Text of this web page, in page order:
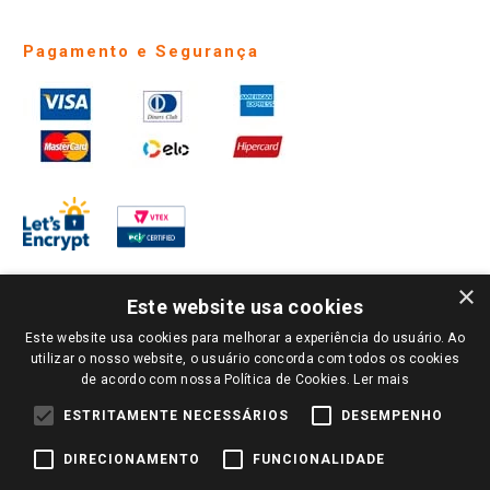
Pagamento e Segurança
PARA VER OS PREÇOS DA SUA REGIÃO, FAÇA LOGIN E SELECIONE A LOJA DE
SUA PREFERÊNCIA. SOMENTE APÓS O LOGIN, OS PREÇOS DA SUA REGIÃO OU
LOJA SERÃO CARREGADOS.
TODOS OS PREÇOS E CONDIÇÕES COMERCIAIS DESTE SITE SÃO VÁLIDOS APENAS
PARA COMPRAS REALIZADAS NO GIASSI.COM.BR E NA LOJA SELECIONADA
PREÇOS PARA AS VENDAS ONLINE DIVULGADOS NO SITE PREVALECEM ANTE
×
Este website usa cookies
Este website usa cookies para melhorar a experiência do usuário. Ao
utilizar o nosso website, o usuário concorda com todos os cookies
de acordo com nossa Política de Cookies. Ler mais
ESTRITAMENTE NECESSÁRIOS DESEMPENHO
DIRECIONAMENTO FUNCIONALIDADE